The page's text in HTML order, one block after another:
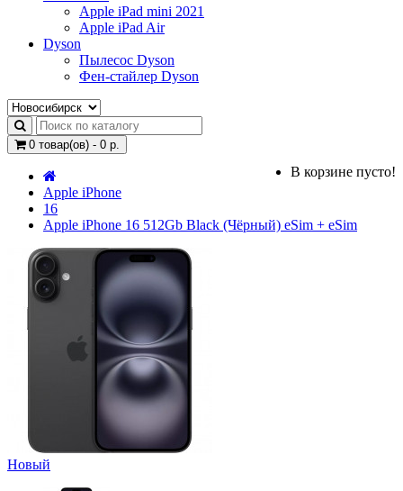
Apple iPad mini 2021
Apple iPad Air
Dyson
Пылесос Dyson
Фен-стайлер Dyson
0 товар(ов) - 0 р.
В корзине пусто!
Apple iPhone
16
Apple iPhone 16 512Gb Black (Чёрный) eSim + eSim
Новый